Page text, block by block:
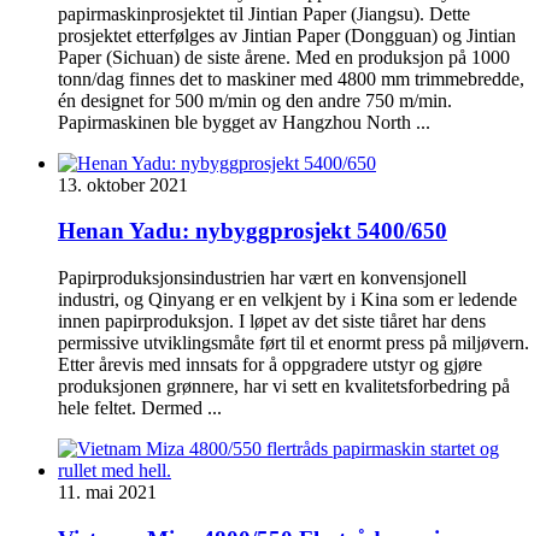
papirmaskinprosjektet til Jintian Paper (Jiangsu). Dette
prosjektet etterfølges av Jintian Paper (Dongguan) og Jintian
Paper (Sichuan) de siste årene. Med en produksjon på 1000
tonn/dag finnes det to maskiner med 4800 mm trimmebredde,
én designet for 500 m/min og den andre 750 m/min.
Papirmaskinen ble bygget av Hangzhou North ...
13. oktober 2021
Henan Yadu: nybyggprosjekt 5400/650
Papirproduksjonsindustrien har vært en konvensjonell
industri, og Qinyang er en velkjent by i Kina som er ledende
innen papirproduksjon. I løpet av det siste tiåret har dens
permissive utviklingsmåte ført til et enormt press på miljøvern.
Etter årevis med innsats for å oppgradere utstyr og gjøre
produksjonen grønnere, har vi sett en kvalitetsforbedring på
hele feltet. Dermed ...
11. mai 2021